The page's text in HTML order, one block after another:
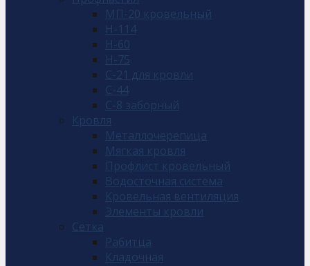
МП-20 кровельный
Н-114
Н-60
Н-75
С-21 для кровли
С-44
С-8 заборный
Кровля
Металлочерепица
Мягкая кровля
Профлист кровельный
Водосточная система
Кровельная вентиляция
Элементы кровли
Сетка
Рабитца
Кладочная